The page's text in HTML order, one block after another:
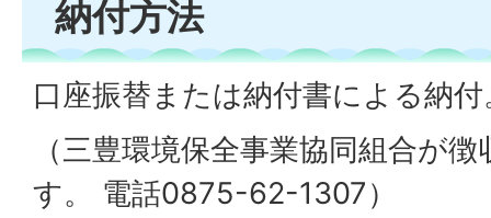
納付方法
口座振替または納付書による納付
（三豊環境保全事業協同組合が
す。 電話0875-62-1307）